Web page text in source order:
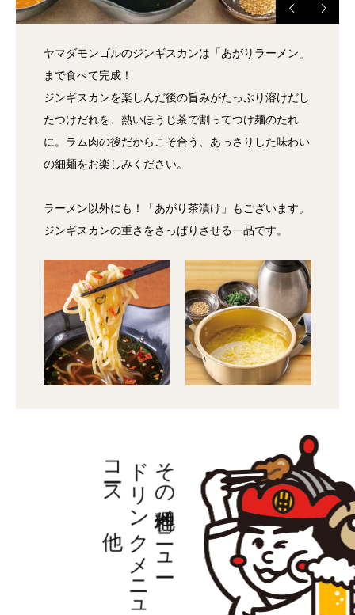
ヤマダモンゴルのジンギスカンは「あがりラーメン」
まで食べて完成！
ジンギスカンを楽しんだ後の旨みがたっぷり溶けだし
たつけだれを、熱いほうじ茶で割ってつけ麺のたれ
に。ラム肉の後だからこそ合う、あっさりした味わい
の細麺をお楽しみください。
ラーメン以外にも！「あがり茶漬け」もございます。
ジンギスカンの重さをさっぱりさせる一品です。
その他料理メニュー
ドリンクメニュー
コース 他